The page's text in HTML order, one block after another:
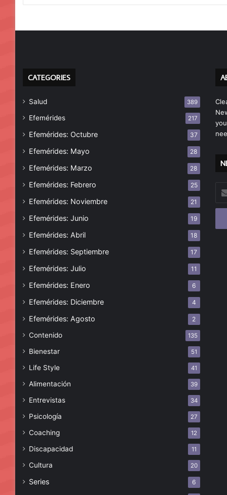
CATEGORIES
Salud 389
Efemérides 217
Efemérides: Octubre 37
Efemérides: Mayo 28
Efemérides: Marzo 28
Efemérides: Febrero 25
Efemérides: Noviembre 21
Efemérides: Junio 19
Efemérides: Abril 18
Efemérides: Septiembre 17
Efemérides: Julio 11
Efemérides: Enero 6
Efemérides: Diciembre 4
Efemérides: Agosto 2
Contenido 135
Bienestar 51
Life Style 41
Alimentación 39
Entrevistas 34
Psicología 27
Coaching 12
Discapacidad 11
Cultura 20
Series 6